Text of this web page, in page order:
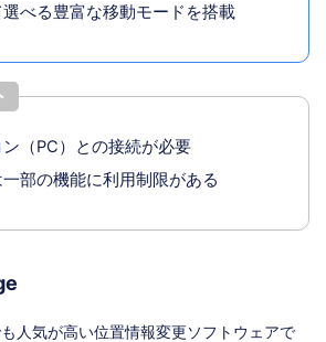
べる豊富な移動モードを搭載
（PC）との接続が必要
部の機能に利用制限がある
人気が高い位置情報変更ソフトウェアで